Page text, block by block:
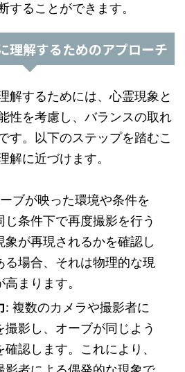
することができます。
理解するためのアプローチ
解するためには、心霊現象と
性を考慮し、バランスの取れ
す。以下のステップを踏むこ
解に近づけます。
ブが映った環境や条件を
条件下で再度撮影を行う
象が再現されるかを確認し
る場合、それは物理的な現
まります。
: 複数のカメラや撮影者に
撮影し、オーブが同じよう
認します。これにより、